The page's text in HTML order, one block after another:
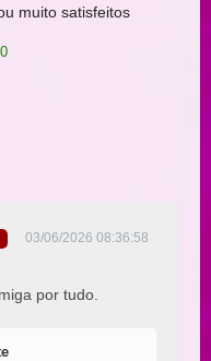
muito satisfeitos
03/06/2026 08:36:58
por tudo.